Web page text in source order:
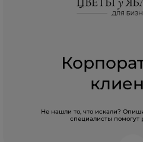
Не нашли то, что искали?
специалисты помогут